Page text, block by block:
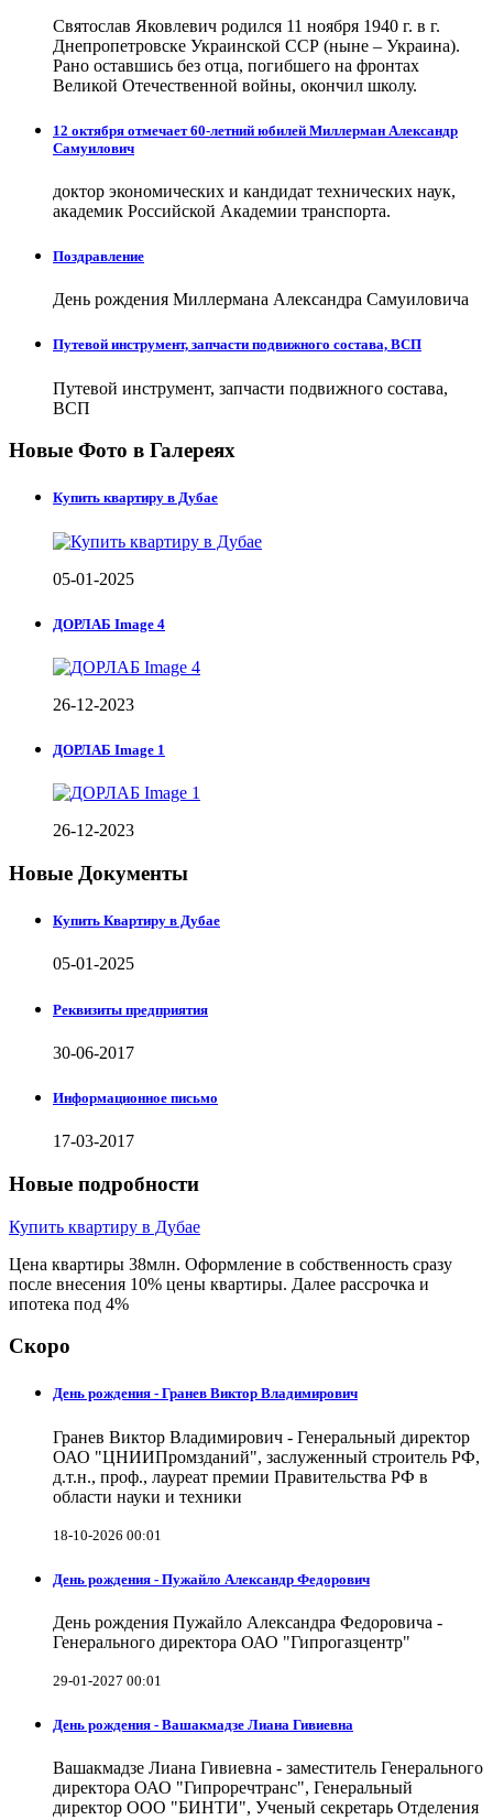
Святослав Яковлевич родился 11 ноября 1940 г. в г.
Днепропетровске Украинской ССР (ныне – Украина).
Рано оставшись без отца, погибшего на фронтах
Великой Отечественной войны, окончил школу.
12 октября отмечает 60-летний юбилей Миллерман Александр
Самуилович
доктор экономических и кандидат технических наук,
академик Российской Академии транспорта.
Поздравление
День рождения Миллермана Александра Самуиловича
Путевой инструмент, запчасти подвижного состава, ВСП
Путевой инструмент, запчасти подвижного состава,
ВСП
Новые Фото в Галереях
Купить квартиру в Дубае
05-01-2025
ДОРЛАБ Image 4
26-12-2023
ДОРЛАБ Image 1
26-12-2023
Новые Документы
Купить Квартиру в Дубае
05-01-2025
Реквизиты предприятия
30-06-2017
Информационное письмо
17-03-2017
Новые подробности
Купить квартиру в Дубае
Цена квартиры 38млн. Оформление в собственность сразу
после внесения 10% цены квартиры. Далее рассрочка и
ипотека под 4%
Скоро
День рождения - Гранев Виктор Владимирович
Гранев Виктор Владимирович - Генеральный директор
ОАО "ЦНИИПромзданий", заслуженный строитель РФ,
д.т.н., проф., лауреат премии Правительства РФ в
области науки и техники
18-10-2026 00:01
День рождения - Пужайло Александр Федорович
День рождения Пужайло Александра Федоровича -
Генерального директора ОАО "Гипрогазцентр"
29-01-2027 00:01
День рождения - Вашакмадзе Лиана Гивиевна
Вашакмадзе Лиана Гивиевна - заместитель Генерального
директора ОАО "Гипроречтранс", Генеральный
директор ООО "БИНТИ", Ученый секретарь Отделения